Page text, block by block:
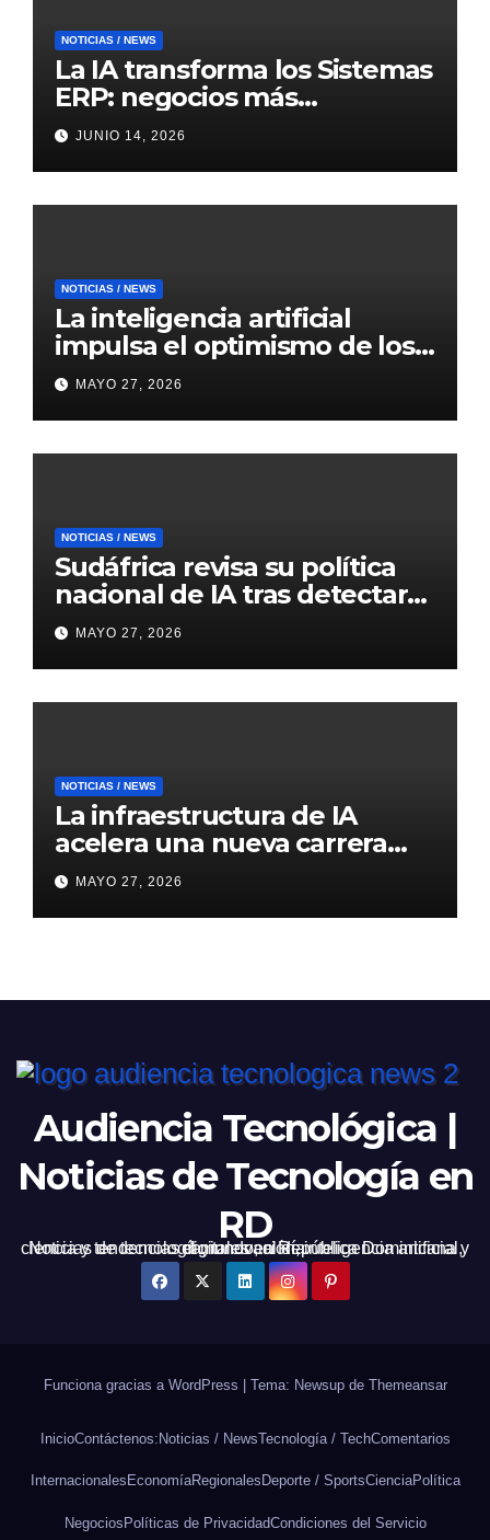
NOTICIAS / NEWS
La IA transforma los Sistemas
ERP: negocios más
inteligentes, predictivos y
eficientes
JUNIO 14, 2026
NOTICIAS / NEWS
La inteligencia artificial
impulsa el optimismo de los
mercados internacionales
MAYO 27, 2026
NOTICIAS / NEWS
Sudáfrica revisa su política
nacional de IA tras detectar
errores generados por
inteligencia artificial
MAYO 27, 2026
NOTICIAS / NEWS
La infraestructura de IA
acelera una nueva carrera
global de centros de datos
MAYO 27, 2026
Audiencia Tecnológica |
Noticias de Tecnología en
RD
Noticias de tecnología, innovación, inteligencia artificial, ciencia y tendencias digitales en República Dominicana y el mundo, al día.
Funciona gracias a WordPress Tema: Newsup de Themeansar
InicioContáctenos:Noticias / NewsTecnología / TechComentarios
Internacionales EconomíaRegionales Deporte / SportsCienciaPolítica
Negocios Políticas de PrivacidadCondiciones del Servicio